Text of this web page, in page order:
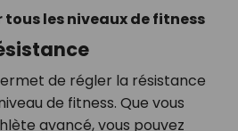
les niveaux de fitness
de régler la résistance
de fitness. Que vous
avancé, vous pouvez